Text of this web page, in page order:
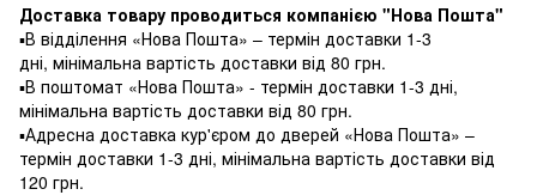
Доставка товару проводиться компанією "Нова Пошта"
▪️В відділення «Нова Пошта» – термін доставки 1-3
дні, мінімальна вартість доставки від 80 грн.
▪️В поштомат «Нова Пошта» - термін доставки 1-3 дні,
мінімальна вартість доставки від 80 грн.
▪️Адресна доставка кур'єром до дверей «Нова Пошта» –
термін доставки 1-3 дні, мінімальна вартість доставки від
120 грн.